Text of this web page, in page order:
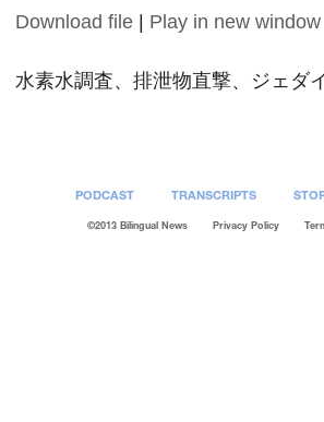
SHARE
LINK
Download file Play in new window
水素水調査、排泄物直撃、ジェダ
PODCAST TRANSCRIPTS
©2013 Bilingual News Privacy Policy